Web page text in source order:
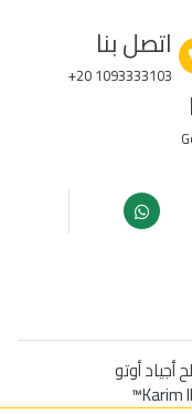
اتصل بنا
+20 1093333103
أجياد أوتو
Karim